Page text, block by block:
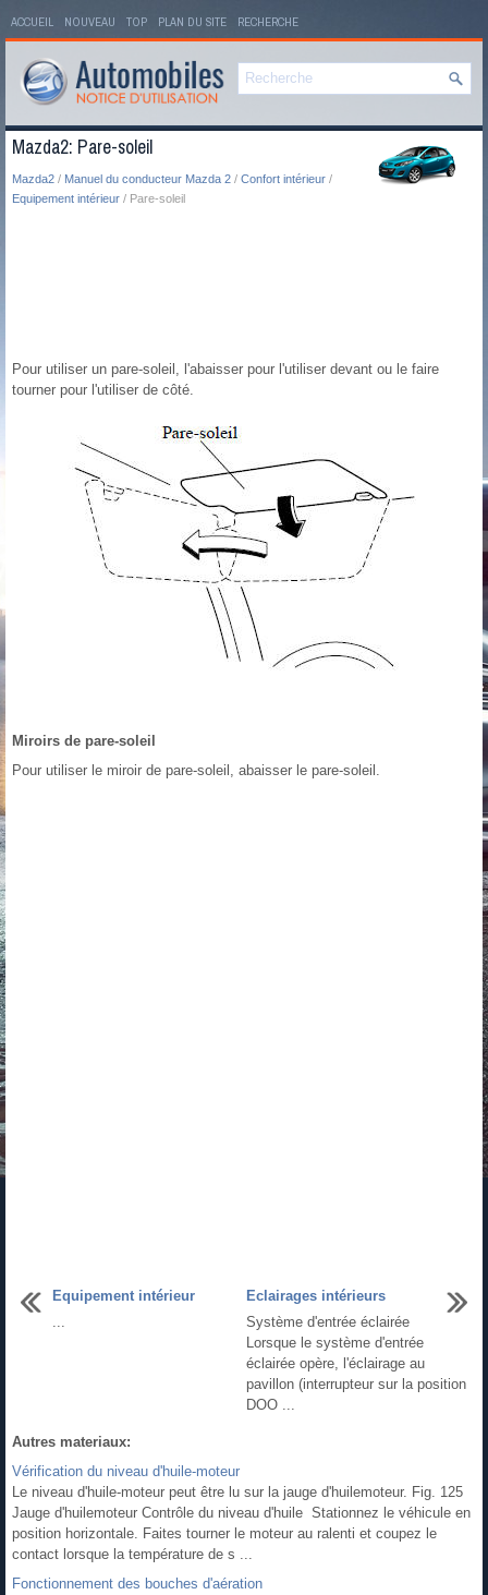
ACCUEIL NOUVEAU TOP PLAN DU SITE RECHERCHE
Mazda2: Pare-soleil
Mazda2 / Manuel du conducteur Mazda 2 / Confort intérieur /
Equipement intérieur / Pare-soleil
Pour utiliser un pare-soleil, l'abaisser pour l'utiliser devant ou le faire
tourner pour l'utiliser de côté.
Miroirs de pare-soleil
Pour utiliser le miroir de pare-soleil, abaisser le pare-soleil.
Equipement intérieur
...
Eclairages intérieurs
Système d'entrée éclairée
Lorsque le système d'entrée
éclairée opère, l'éclairage au
pavillon (interrupteur sur la position
DOO ...
Autres materiaux:
Vérification du niveau d'huile-moteur
Le niveau d'huile-moteur peut être lu sur la jauge d'huilemoteur. Fig. 125
Jauge d'huilemoteur Contrôle du niveau d'huile Stationnez le véhicule en
position horizontale. Faites tourner le moteur au ralenti et coupez le
contact lorsque la température de s ...
Fonctionnement des bouches d'aération